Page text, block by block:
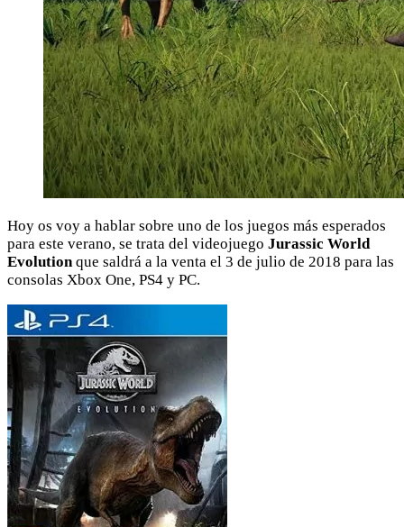
Hoy os voy a hablar sobre uno de los juegos más esperados
para este verano, se trata del videojuego Jurassic World
Evolution que saldrá a la venta el 3 de julio de 2018 para las
consolas Xbox One, PS4 y PC.